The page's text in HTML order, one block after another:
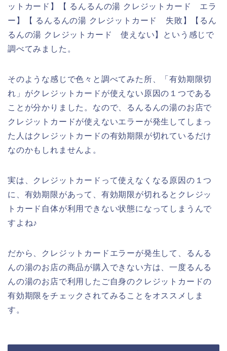
ットカード】【 るんるんの湯 クレジットカード エラ
ー】【 るんるんの湯 クレジットカード 失敗】【るん
るんの湯 クレジットカード 使えない】という感じで
調べてみました。
そのような感じで色々と調べてみた所、「有効期限切
れ」がクレジットカードが使えない原因の１つである
ことが分かりました。なので、るんるんの湯のお店で
クレジットカードが使えないエラーが発生してしまっ
た人はクレジットカードの有効期限が切れているだけ
なのかもしれませんよ。
実は、クレジットカードって使えなくなる原因の１つ
に、有効期限があって、有効期限が切れるとクレジッ
トカード自体が利用できない状態になってしまうんで
すよね♪
だから、クレジットカードエラーが発生して、るんる
んの湯のお店の商品が購入できない方は、一度るんる
んの湯のお店で利用したご自身のクレジットカードの
有効期限をチェックされてみることをオススメしま
す。